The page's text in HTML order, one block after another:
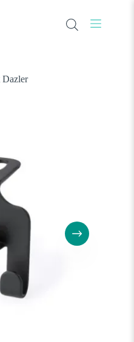
Dazler